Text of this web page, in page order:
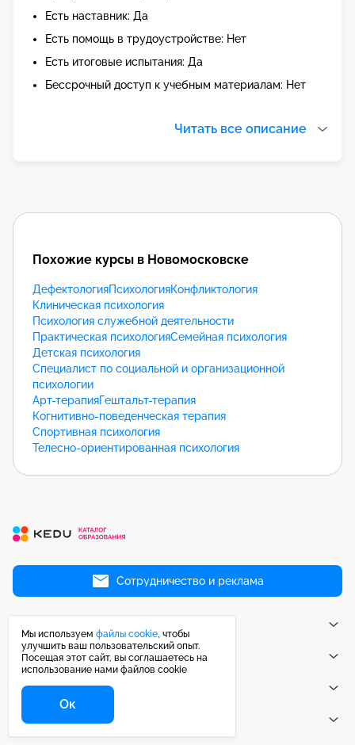
Есть наставник: Да
Есть помощь в трудоустройстве: Нет
Есть итоговые испытания: Да
Бессрочный доступ к учебным материалам: Нет
Читать все описание
Похожие курсы в Новомосковске
ДефектологияПсихологияКонфликтология
Клиническая психология
Психология служебной деятельности
Практическая психологияСемейная психология
Детская психология
Специалист по социальной и организационной
психологии
Арт-терапияГештальт-терапия
Когнитивно-поведенческая терапия
Спортивная психология
Телесно-ориентированная психология
Сотрудничество и реклама
Учебные заведения
Направления
Рейтинги
Публикации
Мы используем файлы cookie, чтобы
улучшить ваш пользовательский опыт.
Посещая этот сайт, вы соглашаетесь на
использование нами файлов cookie
Ок